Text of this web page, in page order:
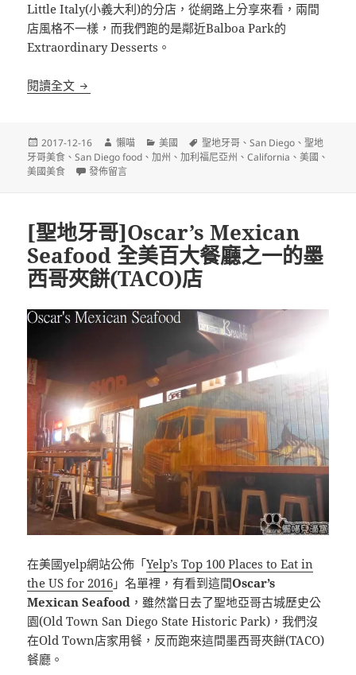
Little Italy(小義大利)的分店，從網路上分享來看，兩間
店風格不一樣，而我們跑的是鄰近Balboa Park的
Extraordinary Desserts。
閱讀全文 [聖地牙哥]Extraordinary Desserts 聖地牙哥有名的
發
佈
日
2017-12-16
作
者
懶喵
分
類
美國
標
籤
聖地牙哥 、San Diego 、聖地
牙哥美食 、San Diego food 、加州 、加利福尼亞州 、California 、美國 、
美國美食
在〈[聖地牙哥]Extraordinary Desserts 聖地牙哥有名的甜點店
發佈留言
[聖地牙哥]Oscar’s Mexican
Seafood 全美百大餐廳之一的墨
西哥夾餅(TACO)店
在美國yelp網站公佈「Yelp’s Top 100 Places to Eat in
the US for 2016 」名單裡，有看到這間Oscar’s
Mexican Seafood ，雖然當日去了聖地亞哥古城歷史公
園(Old Town San Diego State Historic Park)，我們沒
在Old Town店家用餐，反而跑來這間墨西哥夾餅(TACO)
餐廳。